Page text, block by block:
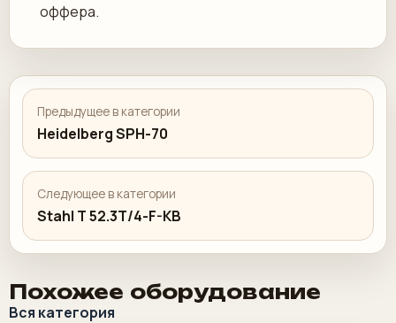
оффера.
Предыдущее в категории
Heidelberg SPH-70
Следующее в категории
Stahl T 52.3T/4-F-KB
Похожее оборудование
Вся категория